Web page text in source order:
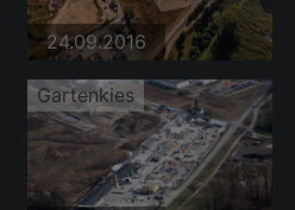
24.09.2016
Gartenkies